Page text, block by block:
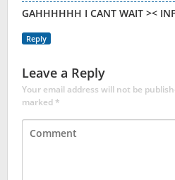
GAHHHHHH I CANT WAIT ><
Reply
Leave a Reply
Your email address will not be
marked*